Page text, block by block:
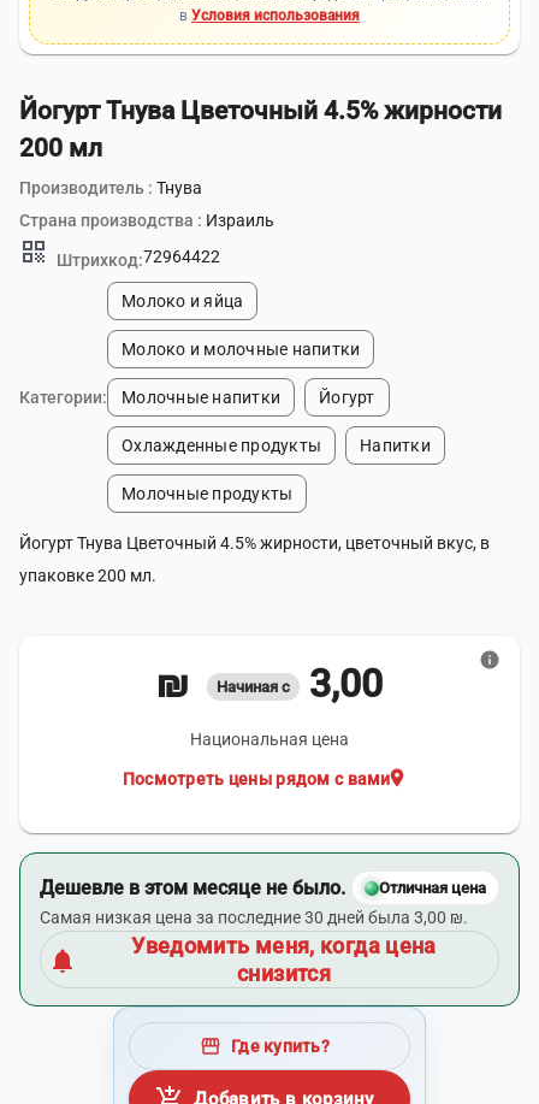
в Условия использования
Йогурт Тнува Цветочный 4.5% жирности
200 мл
Производитель : Тнува
Страна производства : Израиль
qr_code Штрихкод:72964422
Категории:
Молоко и яйца
Молоко и молочные напитки
Молочные напитки Йогурт
Охлажденные продукты Напитки
Молочные продукты
Йогурт Тнува Цветочный 4.5% жирности, цветочный вкус, в
упаковке 200 мл.
Начиная с 3,00 ₪
Национальная цена
location_on
Посмотреть цены рядом с вами
info
Дешевле в этом месяце не было. Отличная цена
Самая низкая цена за последние 30 дней была 3,00 ₪.
notifications
Уведомить меня, когда цена
снизится
storefront Где купить?
Добавить в корзину